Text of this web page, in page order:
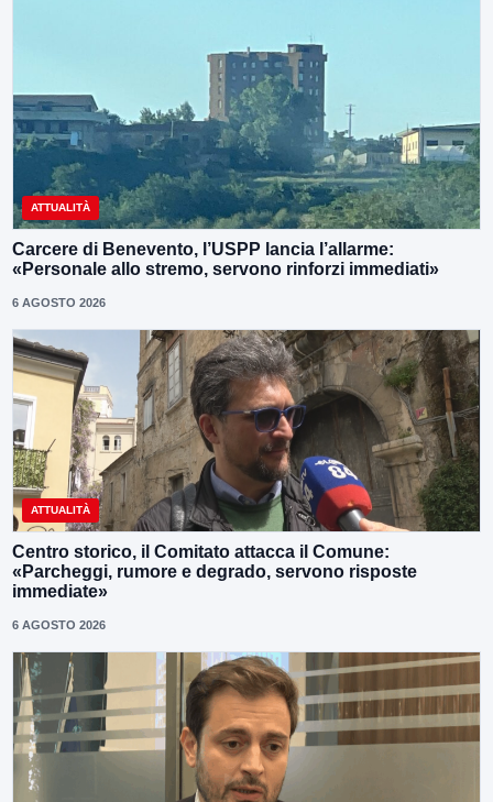
ATTUALITÀ
Carcere di Benevento, l’USPP lancia l’allarme:
«Personale allo stremo, servono rinforzi immediati»
6 AGOSTO 2026
ATTUALITÀ
Centro storico, il Comitato attacca il Comune:
«Parcheggi, rumore e degrado, servono risposte
immediate»
6 AGOSTO 2026